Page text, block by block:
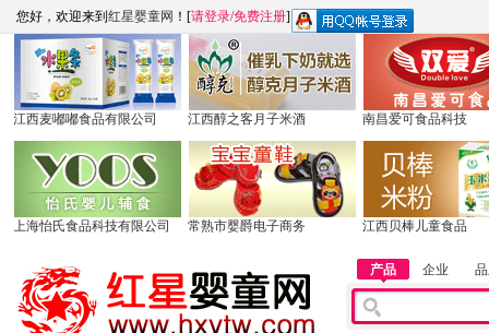
您好，欢迎来到 红星婴童网 ！[请登录/免费注册]
江西麦嘟嘟食品有限公司 江西醇之客月子米酒 南昌爱可食品科技
上海怡氏食品科技有限公司 常熟市婴爵电子商务 江西贝棒儿童食品
产品 企业